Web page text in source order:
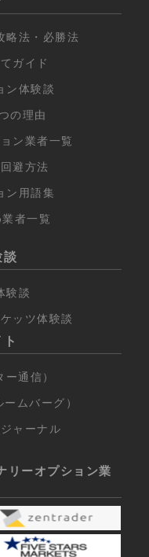
略法・必勝法
ガイド
ン体験談
の理由
ン業者一覧
避方法
ン用語集
者一覧
談
験談
ッツ体験談
通信）
ムバーグ）
ャーナル
リーオプション業